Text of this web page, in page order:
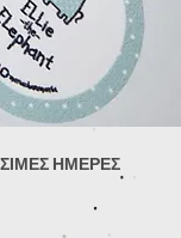
ΗΜΕΡΕΣ